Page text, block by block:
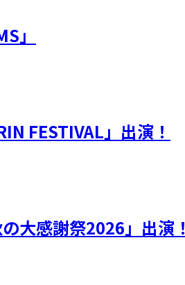
」
FESTIVAL」出演！
大感謝祭2026」出演！